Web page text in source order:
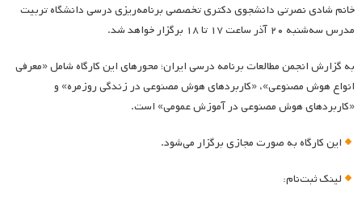
خانم شادی نصرتی دانشجوی دکتری تخصصی برنامه‌ریزی درسی دانشگاه تربیت
مدرس سه‌شنبه ۲۰ آذر ساعت ۱۷ تا ۱۸ برگزار خواهد شد.
به گزارش انجمن مطالعات برنامه درسی ایران؛ محورهای این کارگاه شامل «معرفی
انواع هوش مصنوعی»، «کاربردهای هوش مصنوعی در زندگی روزمره» و
«کاربردهای هوش مصنوعی در آموزش عمومی» است.
این کارگاه به صورت مجازی برگزار می‌شود.
لینک ثبت‌نام: